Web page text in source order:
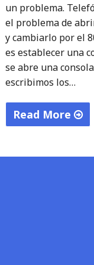
un problema.
el problema de
y cambiarlo por el
es establecer una
se abre una
escribimos los…
Read More